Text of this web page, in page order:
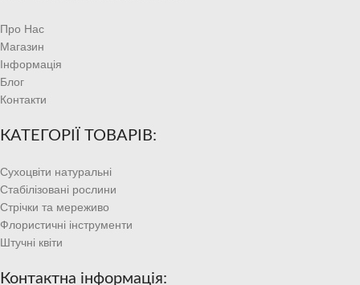
Про Нас
Магазин
Інформація
Блог
Контакти
КАТЕГОРІЇ ТОВАРІВ:
Сухоцвіти натуральні
Стабілізовані рослини
Стрічки та мереживо
Флористичні інструменти
Штучні квіти
Контактна інформація: